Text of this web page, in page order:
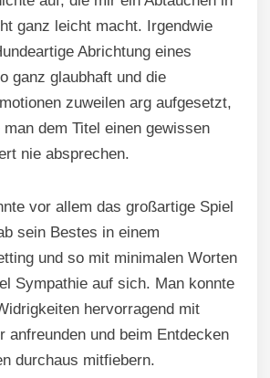
ganz leicht macht. Irgendwie
Abrichtung eines
ganz glaubhaft und die
zuweilen arg aufgesetzt,
dem Titel einen gewissen
nie absprechen.
vor allem das großartige Spiel
sein Bestes in einem
und so mit minimalen Worten
Sympathie auf sich. Man konnte
hervorragend mit
anfreunden und beim Entdecken
durchaus mitfiebern.